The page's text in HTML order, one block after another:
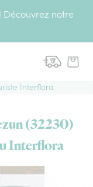
Découvrez notre
Interflora
(32230)
Interflora